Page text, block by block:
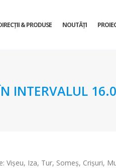
& PRODUSE NOUTĂȚI
INTERVALUL
Iza, Tur, Someș, Crișuri,